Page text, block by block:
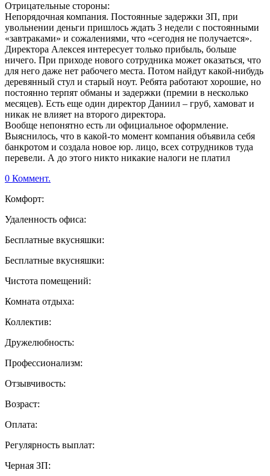
Отрицательные стороны:
Непорядочная компания. Постоянные задержки ЗП, при
увольнении деньги пришлось ждать 3 недели с постоянными
«завтраками» и сожалениями, что «сегодня не получается».
Директора Алексея интересует только прибыль, больше
ничего. При приходе нового сотрудника может оказаться, что
для него даже нет рабочего места. Потом найдут какой-нибудь
деревянный стул и старый ноут. Ребята работают хорошие, но
постоянно терпят обманы и задержки (премии в несколько
месяцев). Есть еще один директор Даниил – груб, хамоват и
никак не влияет на второго директора.
Вообще непонятно есть ли официальное оформление.
Выяснилось, что в какой-то момент компания объявила себя
банкротом и создала новое юр. лицо, всех сотрудников туда
перевели. А до этого никто никакие налоги не платил
0 Коммент.
Комфорт:
Удаленность офиса:
Бесплатные вкусняшки:
Бесплатные вкусняшки:
Чистота помещений:
Комната отдыха:
Коллектив:
Дружелюбность:
Профессионализм:
Отзывчивость:
Возраст:
Оплата:
Регулярность выплат:
Черная ЗП: